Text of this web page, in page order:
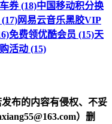
券 (18)中国移动积分换
网易云音乐黑胶VIP
免费领优酷会员 (15)天
活动 (15)
布的内容有侵权、不妥
）删